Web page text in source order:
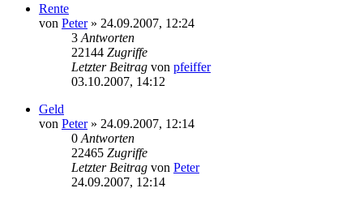
Rente
von Peter» 24.09.2007, 12:24
3 Antworten
22144 Zugriffe
Letzter Beitrag von pfeiffer
03.10.2007, 14:12
Geld
von Peter» 24.09.2007, 12:14
0 Antworten
22465 Zugriffe
Letzter Beitrag von Peter
24.09.2007, 12:14